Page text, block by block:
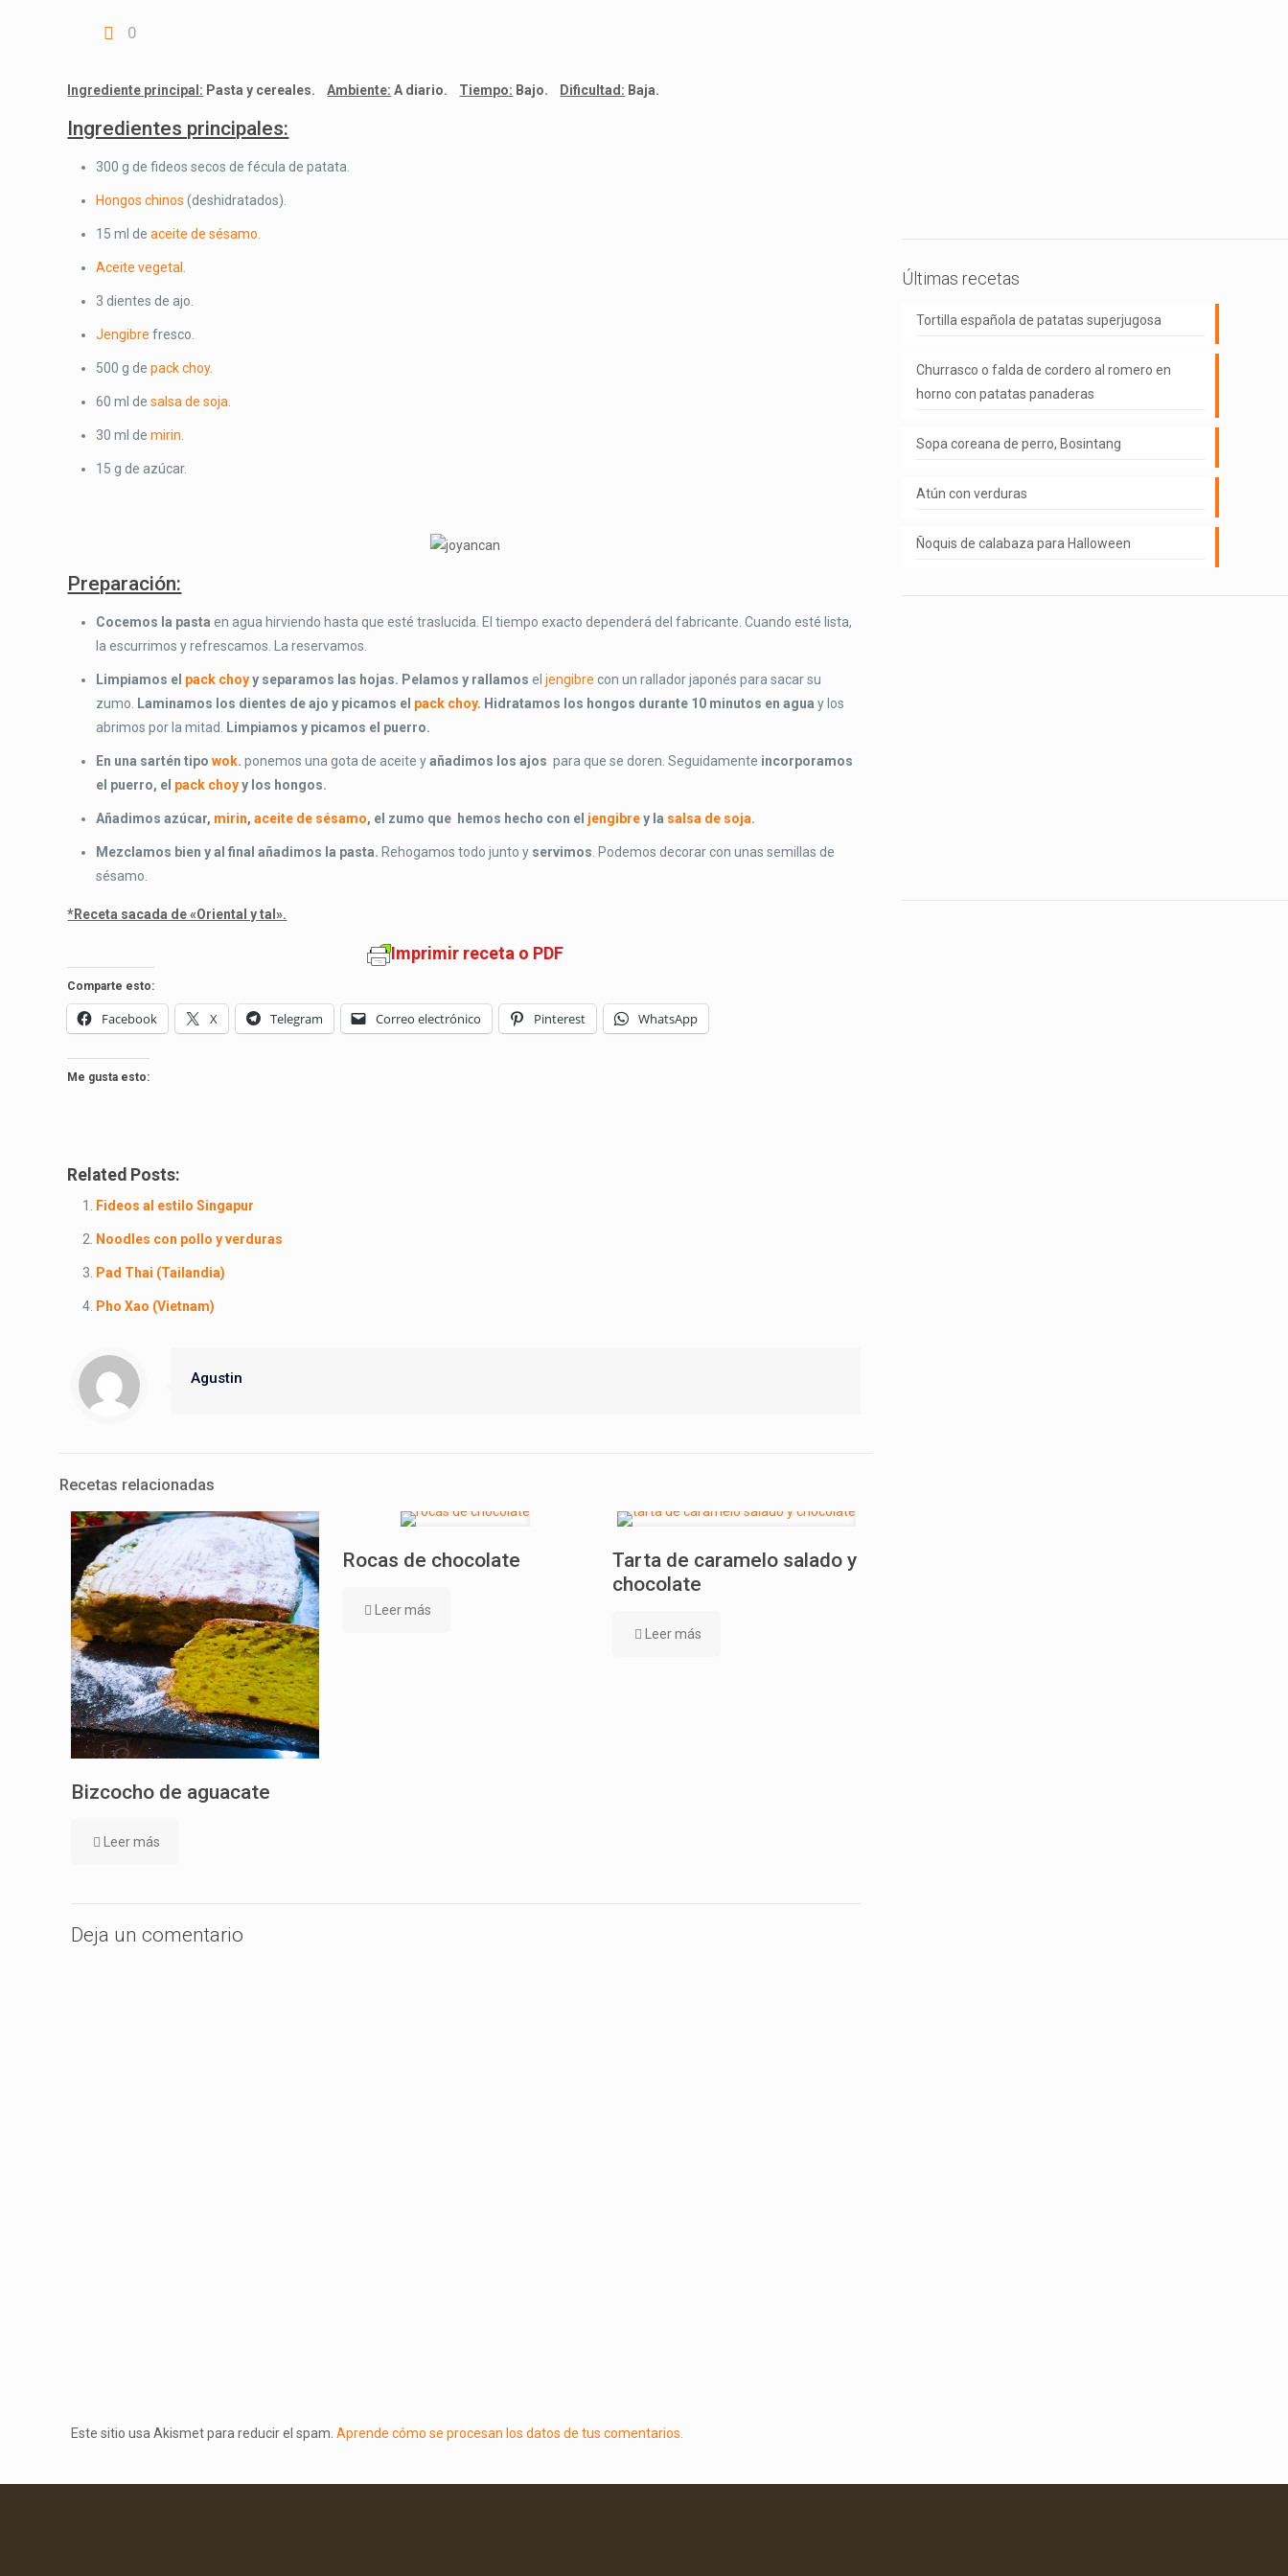
0
Ingrediente principal: Pasta y cereales.Ambiente: A diario. Tiempo: Bajo. Dificultad: Baja.
Ingredientes principales:
300 g de fideos secos de fécula de patata.
Hongos chinos (deshidratados).
15 ml deaceite de sésamo.
Aceite vegetal.
3 dientes de ajo.
Jengibre fresco.
500 g depack choy.
60 ml desalsa de soja
30 ml demirin
15 g de azúcar.
Preparación:
Cocemos la pasta en agua hirviendo hasta que esté traslucida. El tiempo exacto dependerá del fabricante. Cuando esté lista,
la escurrimos y refrescamos. La reservamos.
Limpiamos el pack choyy separamos las hojas. Pelamos y rallamos eljengibre con un rallador japonés para sacar su
zumo.
Laminamos los dientes de ajo y picamos el pack choy. Hidratamos los hongos durante 10 minutos en aguay los
abrimos por la mitad.
Limpiamos y picamos el puerro.
En una sartén tipowok. ponemos una gota de aceite yañadimos los ajos para que se doren. Seguidamente incorporamos
el puerro, el pack choyy los hongos.
Añadimos azúcar, mirin,aceite de sésamo, el zumo que hemos hecho con el jengibrey la salsa de soja.
Mezclamos bien y al final añadimos la pasta. Rehogamos todo junto y servimos . Podemos decorar con unas semillas de
sésamo.
*Receta sacada de «Oriental y tal».
Imprimir receta o PDF
Comparte esto:
Facebook X Telegram Correo electrónico Pinterest WhatsApp
Me gusta esto:
Related Posts:
Fideos al estilo Singapur
Noodles con pollo y verduras
Pad Thai (Tailandia)
Pho Xao (Vietnam)
Agustin
Recetas relacionadas
Bizcocho de aguacate
Leer más
Rocas de chocolate
Leer más
Tarta de caramelo salado y
chocolate
Leer más
Deja un comentario
Este sitio usa Akismet para reducir el spam. Aprende cómo se procesan los datos de tus comentarios.
Últimas recetas
Tortilla española de patatas superjugosa
Churrasco o falda de cordero al romero en
horno con patatas panaderas
Sopa coreana de perro, Bosintang
Atún con verduras
Ñoquis de calabaza para Halloween